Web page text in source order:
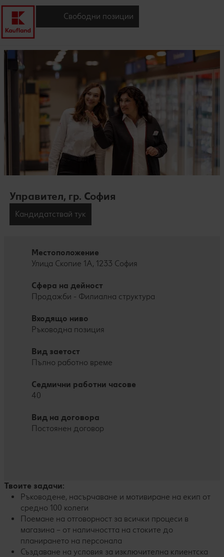
Свободни позиции
Управител, гр. София
Кандидатствай тук
Местоположение
Улица Скопие 1A, 1233 София
Сфера на дейност
Продажби - Филиална структура
Входящо ниво
Ръководна позиция
Вид заетост
Пълно работно време
Седмични работни часове
40
Вид на договора
Постоянен договор
Твоите задачи:
Ръководене, насърчаване и мотивиране на екип от
средно 100 колеги
Поемане на отговорност за всички процеси в
магазина – от наличността на стоките до
планирането на персонала
Създаване на условия за изключителна клиентска